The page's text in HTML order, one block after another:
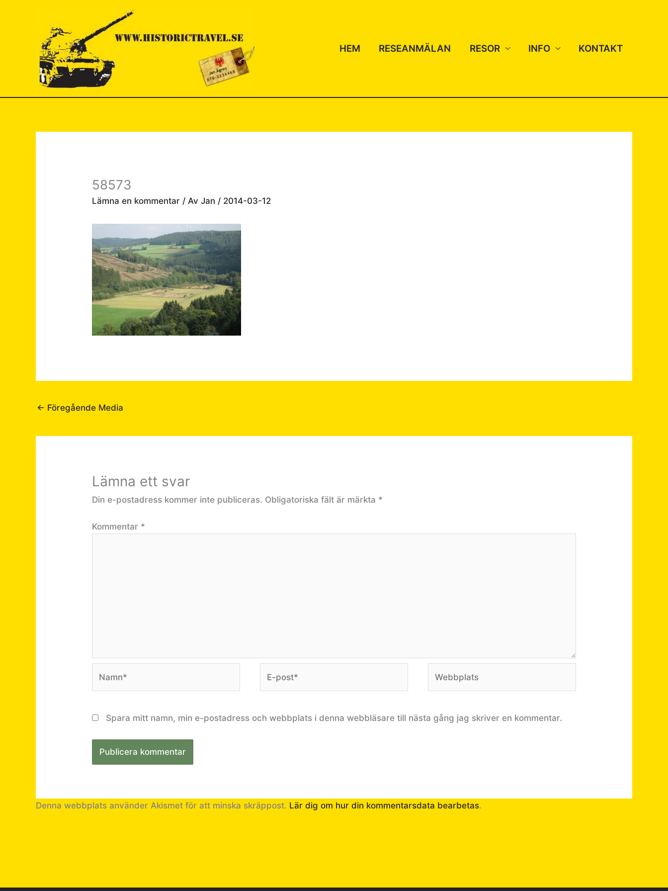
HEM RESEANMÄLAN RESOR INFO KONTAKT
58573
Lämna en kommentar / AvJan / 2014-03-12
← Föregående Media
Lämna ett svar
Din e-postadress kommer inte publiceras. Obligatoriska fält är märkta *
Kommentar *
post*
Spara mitt namn, min e-postadress och webbplats i denna webbläsare till nästa gång jag skriver en kommentar.
Denna webbplats använder Akismet för att minska skräppost. Lär dig om hur din kommentarsdata bearbetas.